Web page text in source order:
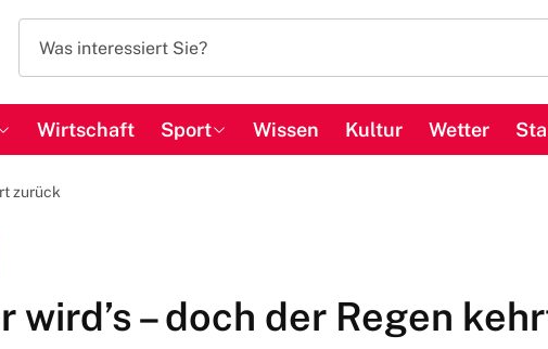
Wirtschaft Sport Wissen Kultur Wetter
zurück
wird’s – doch der Regen